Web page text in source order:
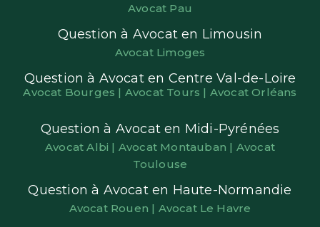
Avocat Pau
Question à Avocat en Limousin
Avocat Limoges
Question à Avocat en Centre Val-de-Loire
Avocat Bourges | Avocat Tours | Avocat Orléans
Question à Avocat en Midi-Pyrénées
Avocat Albi | Avocat Montauban | Avocat
Toulouse
Question à Avocat en Haute-Normandie
Avocat Rouen | Avocat Le Havre